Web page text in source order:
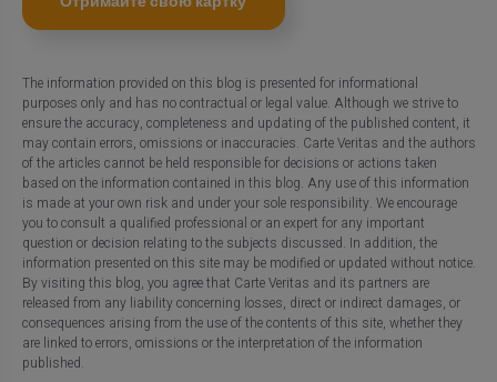
The information provided on this blog is presented for informational
purposes only and has no contractual or legal value. Although we strive to
ensure the accuracy, completeness and updating of the published content, it
may contain errors, omissions or inaccuracies. Carte Veritas and the authors
of the articles cannot be held responsible for decisions or actions taken
based on the information contained in this blog. Any use of this information
is made at your own risk and under your sole responsibility. We encourage
you to consult a qualified professional or an expert for any important
question or decision relating to the subjects discussed. In addition, the
information presented on this site may be modified or updated without notice.
By visiting this blog, you agree that Carte Veritas and its partners are
released from any liability concerning losses, direct or indirect damages, or
consequences arising from the use of the contents of this site, whether they
are linked to errors, omissions or the interpretation of the information
published.